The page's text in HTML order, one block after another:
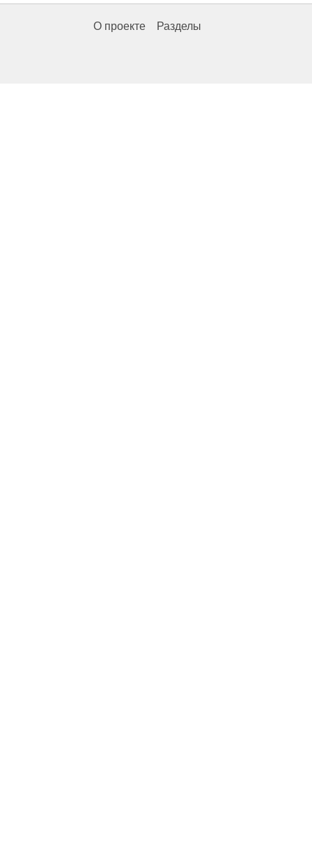
О проекте Разделы